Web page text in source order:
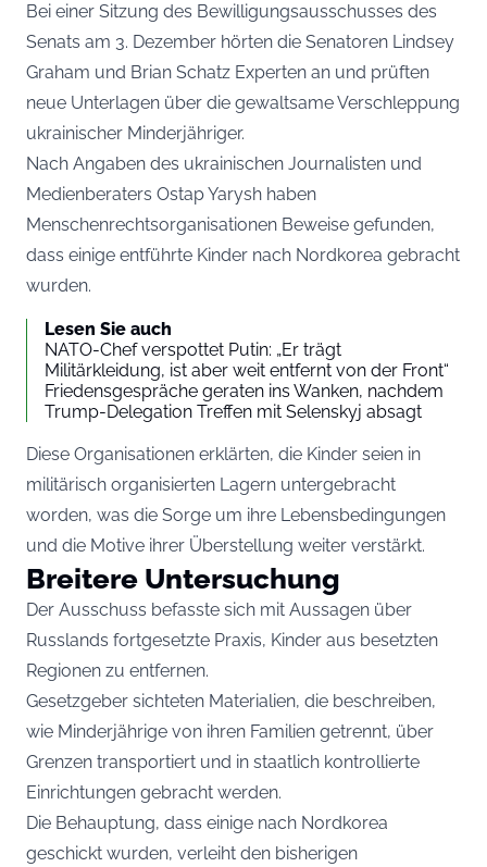
Bei einer Sitzung des Bewilligungsausschusses des
Senats am 3. Dezember hörten die Senatoren Lindsey
Graham und Brian Schatz Experten an und prüften
neue Unterlagen über die gewaltsame Verschleppung
ukrainischer Minderjähriger.
Nach Angaben des ukrainischen Journalisten und
Medienberaters Ostap Yarysh haben
Menschenrechtsorganisationen Beweise gefunden,
dass einige entführte Kinder nach Nordkorea gebracht
wurden.
Lesen Sie auch
NATO-Chef verspottet Putin: „Er trägt
Militärkleidung, ist aber weit entfernt von der Front“
Friedensgespräche geraten ins Wanken, nachdem
Trump-Delegation Treffen mit Selenskyj absagt
Diese Organisationen erklärten, die Kinder seien in
militärisch organisierten Lagern untergebracht
worden, was die Sorge um ihre Lebensbedingungen
und die Motive ihrer Überstellung weiter verstärkt.
Breitere Untersuchung
Der Ausschuss befasste sich mit Aussagen über
Russlands fortgesetzte Praxis, Kinder aus besetzten
Regionen zu entfernen.
Gesetzgeber sichteten Materialien, die beschreiben,
wie Minderjährige von ihren Familien getrennt, über
Grenzen transportiert und in staatlich kontrollierte
Einrichtungen gebracht werden.
Die Behauptung, dass einige nach Nordkorea
geschickt wurden, verleiht den bisherigen